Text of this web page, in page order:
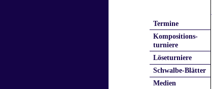
Termine
Kompositions-
turniere
Löseturniere
Schwalbe-Blätter
Medien